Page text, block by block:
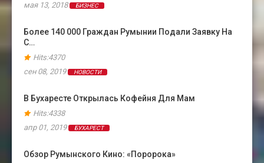
мая 13, 2018
БИЗНЕС
Более 140 000 Граждан Румынии Подали Заявку На
С…
Hits:4370
сен 08, 2019
НОВОСТИ
В Бухаресте Открылась Кофейня Для Мам
Hits:4338
апр 01, 2019
БУХАРЕСТ
Обзор Румынского Кино: «Поророка»